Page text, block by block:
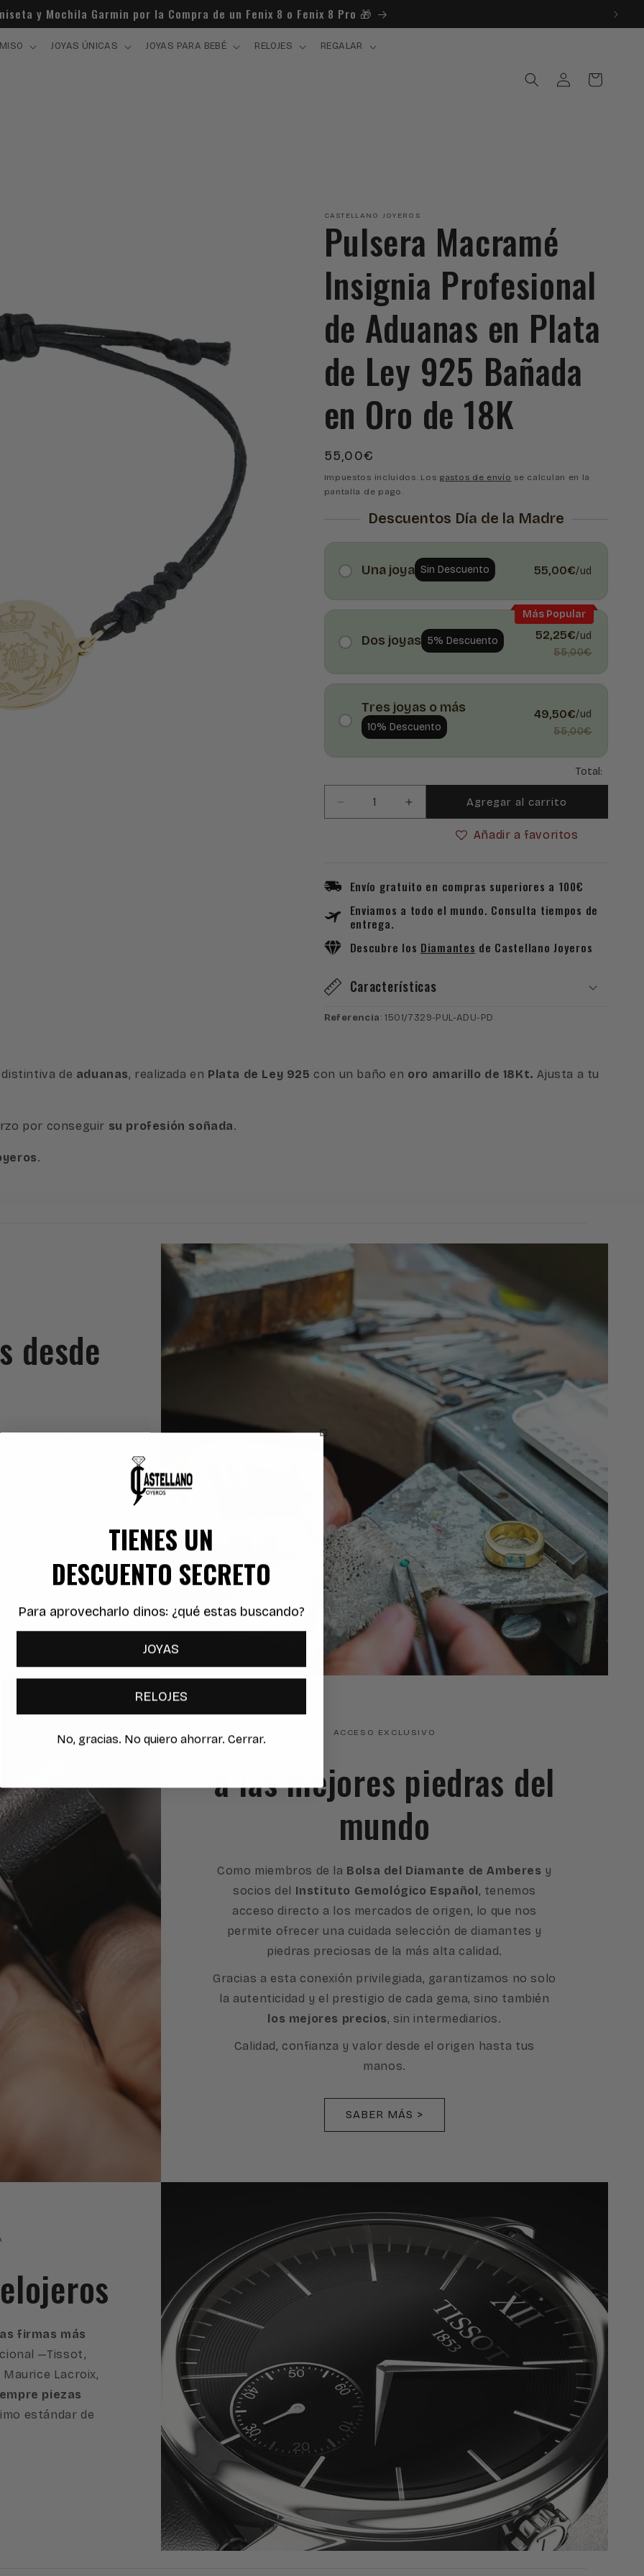
y Mochila Garmin por la Compra de un Fenix 8 o Fenix 8 Pro 🎁​
JOYAS ÚNICAS JOYAS PARA BEBÉ RELOJES REGALAR
Iniciar
sesión
Carrito
CASTELLANO JOYEROS
Pulsera Macramé
Insignia Profesional
de Aduanas en Plata
de Ley 925 Bañada
en Oro de 18K
Precio
habitual
55,00€
Impuestos incluidos. Los gastos de envío se calculan en la
pantalla de pago.
Descuentos Día de la Madre
Una joya Sin Descuento 55,00€/ud
Dos joyas 5% Descuento
Más Popular
52,25€/ud
55,00€
Tres joyas o más
10% Descuento
49,50€/ud
55,00€
Total:
Reducir
cantidad
Insignia
de
Aduanas
en
Ley
Bañada
18K
Aumentar
cantidad
Insignia
de
en
Ley
Bañada
18K
Agregar al carrito
Añadir a favoritos
Envío gratuito en compras superiores a 100€
Enviamos a todo el mundo. Consulta tiempos de
entrega.
Descubre los Diamantes de Castellano Joyeros
Características
Referencia: 1501/7329-PUL-ADU-PD
de aduanas, realizada en Plata de Ley 925 con un baño en oro amarillo de 18Kt. Ajusta a tu
por conseguir su profesión soñada.
.
desde
tradición
profesionales
modernas
inigualables
ponemos al
creaciones de
ACCESO EXCLUSIVO
a las mejores piedras del
mundo
Como miembros de la Bolsa del Diamante de Amberes y
socios del Instituto Gemológico Español, tenemos
acceso directo a los mercados de origen, lo que nos
permite ofrecer una cuidada selección de diamantes y
piedras preciosas de la más alta calidad.
Gracias a esta conexión privilegiada, garantizamos no solo
la autenticidad y el prestigio de cada gema, sino también
los mejores precios, sin intermediarios.
Calidad, confianza y valor desde el origen hasta tus
manos.
SABER MÁS >
firmas más
—Tissot,
Maurice Lacroix,
piezas
estándar de
TIENES UN
DESCUENTO SECRETO
Para aprovecharlo dinos: ¿qué estas buscando?
JOYAS
RELOJES
No, gracias. No quiero ahorrar. Cerrar.